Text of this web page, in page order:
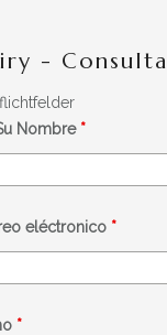
- Consulta
Nombre *
eléctronico *
*